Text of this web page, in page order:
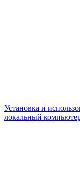
Установка и
локальный